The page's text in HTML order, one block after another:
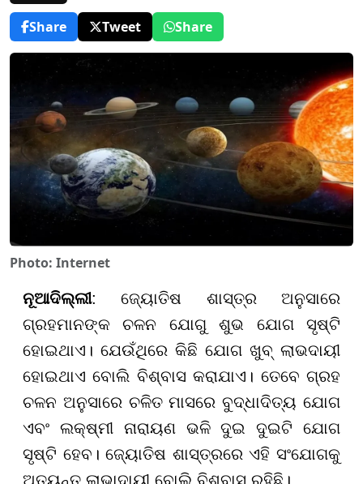
Share
Tweet Share
Photo: Internet
ନୂଆଦିଲ୍ଲୀ: ଜ୍ୟୋତିଷ ଶାସ୍ତ୍ର ଅନୁସାରେ
ଗ୍ରହମାନଙ୍କ ଚଳନ ଯୋଗୁ ଶୁଭ ଯୋଗ ସୃଷ୍ଟି
ହୋଇଥାଏ। ଯେଉଁଥିରେ କିଛି ଯୋଗ ଖୁବ୍ ଲାଭଦାୟୀ
ହୋଇଥାଏ ବୋଲି ବିଶ୍ବାସ କରାଯାଏ। ତେବେ ଗ୍ରହ
ଚଳନ ଅନୁସାରେ ଚଳିତ ମାସରେ ବୁଦ୍ଧାଦିତ୍ୟ ଯୋଗ
ଏବଂ ଲକ୍ଷ୍ମୀ ନାରାୟଣ ଭଳି ଦୁଇ ଦୁଇଟି ଯୋଗ
ସୃଷ୍ଟି ହେବ। ଜ୍ୟୋତିଷ ଶାସ୍ତ୍ରରେ ଏହି ସଂଯୋଗକୁ
ଅତ୍ୟନ୍ତ ଲାଭାଦାୟୀ ବୋଲି ବିଶ୍ବାସ ରହିଛି।